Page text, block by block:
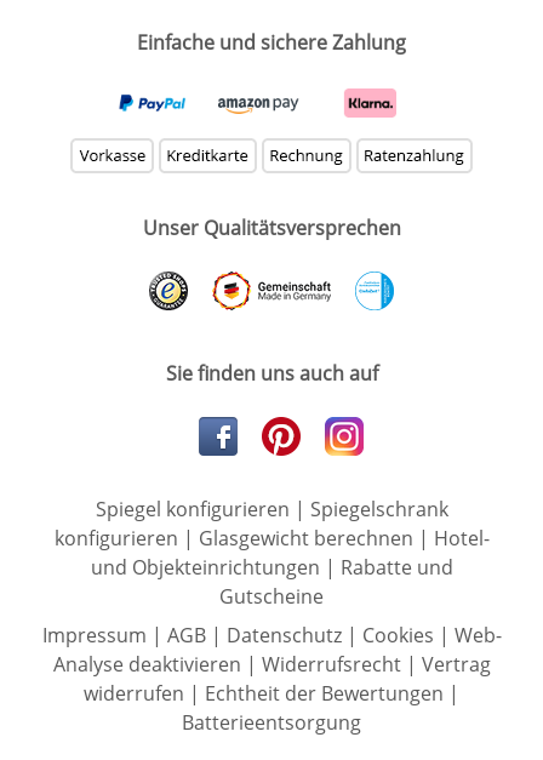
Einfache und sichere Zahlung
Unser Qualitätsversprechen
Sie finden uns auch auf
Spiegel konfigurieren | Spiegelschrank
konfigurieren | Glasgewicht berechnen | Hotel-
und Objekteinrichtungen | Rabatte und
Gutscheine
Impressum | AGB| Datenschutz| Cookies | Web-
Analyse deaktivieren | Widerrufsrecht| Vertrag
widerrufen | Echtheit der Bewertungen |
Batterieentsorgung